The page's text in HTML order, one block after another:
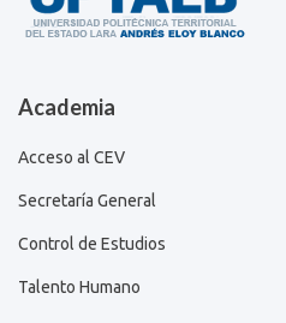
Academia
Acceso al CEV
Secretaría General
Control de Estudios
Talento Humano